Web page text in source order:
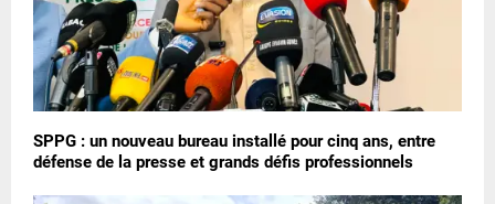
SPPG : un nouveau bureau installé pour cinq ans, entre
défense de la presse et grands défis professionnels